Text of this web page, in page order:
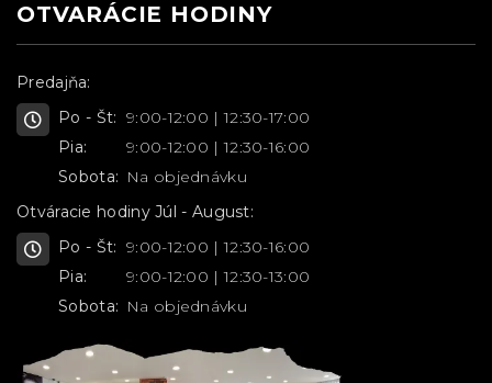
OTVARÁCIE HODINY
Predajňa:
Po - Št: 9:00-12:00 | 12:30-17:00
Pia:
9:00-12:00 | 12:30-16:00
Sobota: Na objednávku
Otváracie hodiny Júl - August:
Po - Št: 9:00-12:00 | 12:30-16:00
Pia:
9:00-12:00 | 12:30-13:00
Sobota: Na objednávku